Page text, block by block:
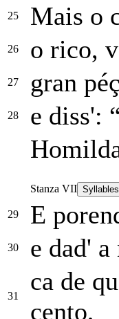
25 Mais o
26 o rico,
27 gran
28
e diss':
Stanza VII Syllables
29 E
30 e dad' a
31
ca de
cento,